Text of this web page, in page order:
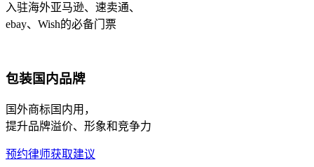
入驻海外亚马逊、速卖通、
ebay、Wish的必备门票
包装国内品牌
国外商标国内用，
提升品牌溢价、形象和竞争力
预约律师获取建议